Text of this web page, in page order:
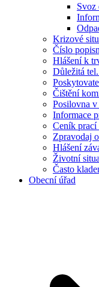
Svoz
Krizové
Číslo
Hlášení k
Důležitá
Čištění
Posilovna
Informace
Ceník prací
Zpravodaj
Hlášení
Životní
Často
Obecní úřad